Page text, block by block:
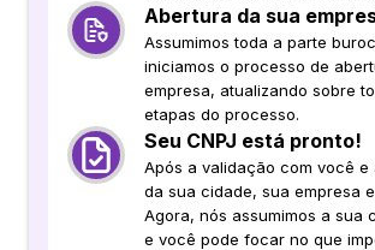
Abertura da sua
Assumimos toda a parte
iniciamos o processo de
empresa, atualizando sobre
etapas do processo.
Seu CNPJ está pronto!
Após a validação com você e
da sua cidade, sua empresa
Agora, nós assumimos a sua
e você pode focar no que